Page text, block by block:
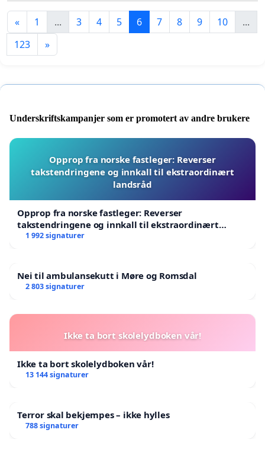
« 1 ... 3 4 5 6 7 8 9 10
...
123
»
Underskriftskampanjer som er promotert av andre brukere
Opprop fra norske fastleger: Reverser
takstendringene og innkall til ekstraordinært
landsråd
Opprop fra norske fastleger: Reverser
takstendringene og innkall til ekstraordinært
landsråd
1 992 signaturer
Nei til ambulansekutt i Møre og Romsdal
2 803 signaturer
Ikke ta bort skolelydboken vår!
Ikke ta bort skolelydboken vår!
13 144 signaturer
Terror skal bekjempes – ikke hylles
788 signaturer